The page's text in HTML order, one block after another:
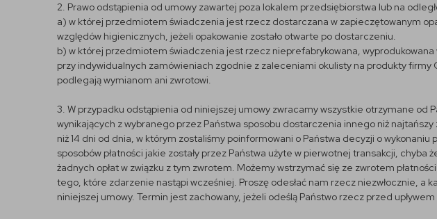
2. Prawo odstąpienia od umowy zawartej poza lokalem przedsiębiorstwa lub na
a) w której przedmiotem świadczenia jest rzecz dostarczana w zapieczętowanym
względów higienicznych, jeżeli opakowanie zostało otwarte po dostarczeniu.
b) w której przedmiotem świadczenia jest rzecz nieprefabrykowana,
przy indywidualnych zamówieniach zgodnie z zaleceniami okulisty na produkty
podlegają wymianom ani zwrotowi.
3. W przypadku odstąpienia od niniejszej umowy zwracamy wszystkie otrzymane od
wynikających z wybranego przez Państwa sposobu dostarczenia innego niż
niż 14 dni od dnia, w którym zostaliśmy poinformowani o Państwa decyzji o
sposobów płatności jakie zostały przez Państwa użyte w pierwotnej transakcji,
żadnych opłat w związku z tym zwrotem. Możemy wstrzymać się ze zwrotem
tego, które zdarzenie nastąpi wcześniej. Proszę odesłać nam rzecz niezwłocznie, a
niniejszej umowy. Termin jest zachowany, jeżeli odeślą Państwo rzecz przed